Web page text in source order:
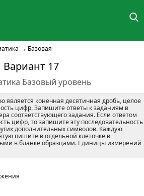
→ Базовая
Вариант 17
Базовый уровень
является конечная десятичная дробь, целое
цифр. Запишите ответы к заданиям в
соответствующего задания. Если ответом
цифр, то запишите эту последовательность
дополнительных символов. Каждую
пишите в отдельной клеточке в
в бланке образцами. Единицы измерений